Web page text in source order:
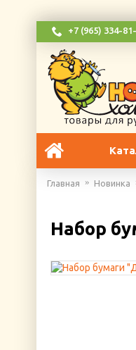
+7 (965) 334-
Главная Новинка
Набор